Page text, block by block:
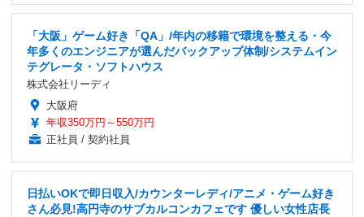
「大阪」ゲーム好き「QA」/年内の移籍で環境を整える・今
年多くのエンジニアが選んだバックアップ体制/システムイン
テグレータ・ソフトハウス
株式会社リーディ
大阪府
年収350万円～550万円
正社員 / 契約社員
日払いOKで即日収入/カウンターレディ/アニメ・ゲーム好き
さん必見!高円寺のサブカルコンカフェです 優しい女性店長